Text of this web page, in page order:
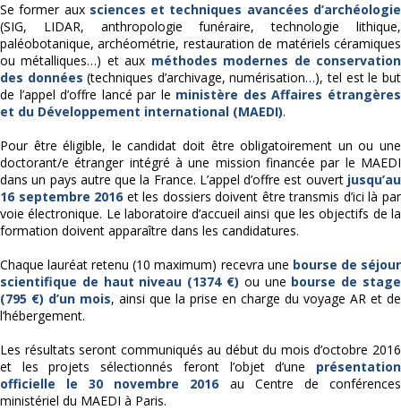
Se former aux sciences et techniques avancées d’archéologie
(SIG, LIDAR, anthropologie funéraire, technologie lithique,
paléobotanique, archéométrie, restauration de matériels céramiques
ou métalliques…) et aux méthodes modernes de conservation
des données (techniques d’archivage, numérisation…), tel est le but
de l’appel d’offre lancé par le ministère des Affaires étrangères
et du Développement international (MAEDI).
Pour être éligible, le candidat doit être obligatoirement un ou une
doctorant/e étranger intégré à une mission financée par le MAEDI
dans un pays autre que la France. L’appel d’offre est ouvert jusqu’au
16 septembre 2016 et les dossiers doivent être transmis d’ici là par
voie électronique. Le laboratoire d’accueil ainsi que les objectifs de la
formation doivent apparaître dans les candidatures.
Chaque lauréat retenu (10 maximum) recevra une bourse de séjour
scientifique de haut niveau (1374 €) ou une bourse de stage
(795 €) d’un mois, ainsi que la prise en charge du voyage AR et de
l’hébergement.
Les résultats seront communiqués au début du mois d’octobre 2016
et les projets sélectionnés feront l’objet d’une présentation
officielle le 30 novembre 2016 au Centre de conférences
ministériel du MAEDI à Paris.